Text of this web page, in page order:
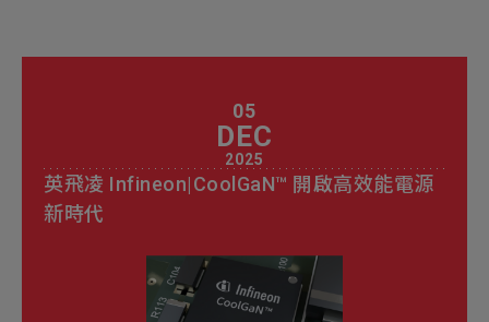
05
DEC
2025
英飛凌 Infineon|CoolGaN™ 開啟高效能電源
新時代